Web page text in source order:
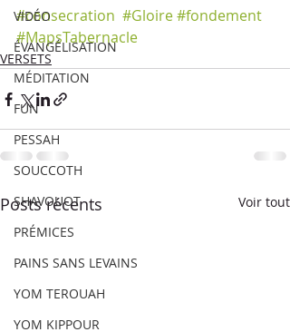
VIDÉO
ÉVANGÉLISATION
MÉDITATION
FUN
PESSAH
SOUCCOTH
SHAVOUOT
PRÉMICES
PAINS SANS LEVAINS
YOM TEROUAH
YOM KIPPOUR
#consecration #Gloire#fondement
#MapsTabernacle
VERSETS
Posts récents Voir tout